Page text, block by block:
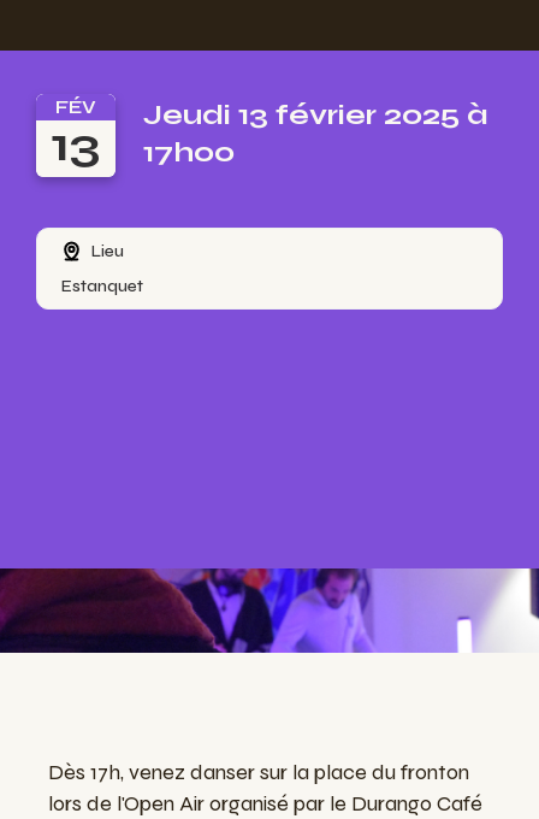
FÉV
13
Jeudi 13 février 2025 à
17h00
Lieu
Estanquet
Dès 17h, venez danser sur la place du fronton
lors de l'Open Air organisé par le Durango Café